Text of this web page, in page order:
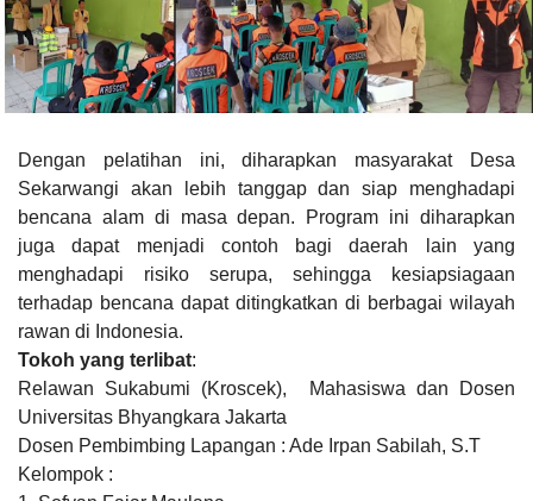
Dengan pelatihan ini, diharapkan masyarakat Desa
Sekarwangi akan lebih tanggap dan siap menghadapi
bencana alam di masa depan. Program ini diharapkan
juga dapat menjadi contoh bagi daerah lain yang
menghadapi risiko serupa, sehingga kesiapsiagaan
terhadap bencana dapat ditingkatkan di berbagai wilayah
rawan di Indonesia.
Tokoh yang terlibat:
Relawan Sukabumi (Kroscek), Mahasiswa dan Dosen
Universitas Bhyangkara Jakarta
Dosen Pembimbing Lapangan : Ade Irpan Sabilah, S.T
Kelompok :